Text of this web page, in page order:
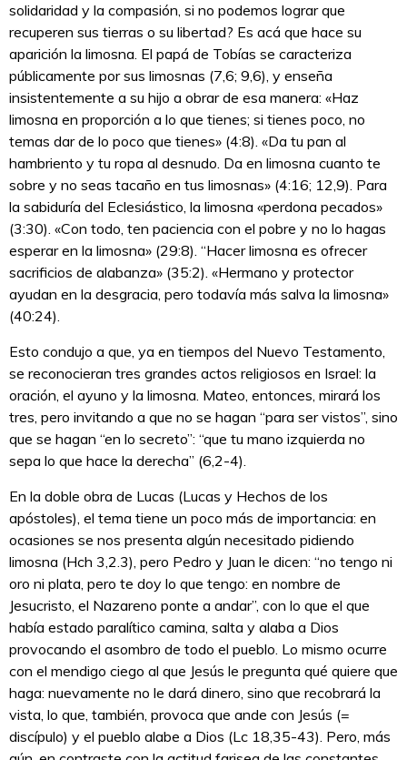
solidaridad y la compasión, si no podemos lograr que
recuperen sus tierras o su libertad? Es acá que hace su
aparición la limosna. El papá de Tobías se caracteriza
públicamente por sus limosnas (7,6; 9,6), y enseña
insistentemente a su hijo a obrar de esa manera: «Haz
limosna en proporción a lo que tienes; si tienes poco, no
temas dar de lo poco que tienes» (4:8). «Da tu pan al
hambriento y tu ropa al desnudo. Da en limosna cuanto te
sobre y no seas tacaño en tus limosnas» (4:16; 12,9). Para
la sabiduría del Eclesiástico, la limosna «perdona pecados»
(3:30). «Con todo, ten paciencia con el pobre y no lo hagas
esperar en la limosna» (29:8). “Hacer limosna es ofrecer
sacrificios de alabanza» (35:2). «Hermano y protector
ayudan en la desgracia, pero todavía más salva la limosna»
(40:24).
Esto condujo a que, ya en tiempos del Nuevo Testamento,
se reconocieran tres grandes actos religiosos en Israel: la
oración, el ayuno y la limosna. Mateo, entonces, mirará los
tres, pero invitando a que no se hagan “para ser vistos”, sino
que se hagan “en lo secreto”: “que tu mano izquierda no
sepa lo que hace la derecha” (6,2-4).
En la doble obra de Lucas (Lucas y Hechos de los
apóstoles), el tema tiene un poco más de importancia: en
ocasiones se nos presenta algún necesitado pidiendo
limosna (Hch 3,2.3), pero Pedro y Juan le dicen: “no tengo ni
oro ni plata, pero te doy lo que tengo: en nombre de
Jesucristo, el Nazareno ponte a andar”, con lo que el que
había estado paralítico camina, salta y alaba a Dios
provocando el asombro de todo el pueblo. Lo mismo ocurre
con el mendigo ciego al que Jesús le pregunta qué quiere que
haga: nuevamente no le dará dinero, sino que recobrará la
vista, lo que, también, provoca que ande con Jesús (=
discípulo) y el pueblo alabe a Dios (Lc 18,35-43). Pero, más